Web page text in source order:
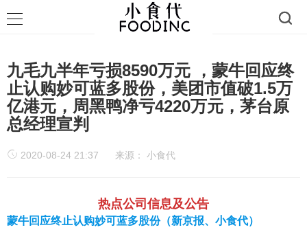
九毛九半年亏损8590万元 ，蒙牛回应终
止认购妙可蓝多股份，美团市值破1.5万
亿港元，周黑鸭净亏4220万元，茅台原
总经理宣判
2020-08-24 21:37 来源： 小食代
热点公司信息及公告
蒙牛回应终止认购妙可蓝多股份（新京报、小食代）